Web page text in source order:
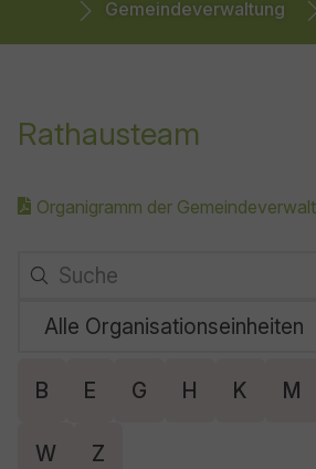
Gemeindeverwaltung
Rathausteam
Organigramm der
B E G H K M
W Z
23 Ergebnisse gefunden